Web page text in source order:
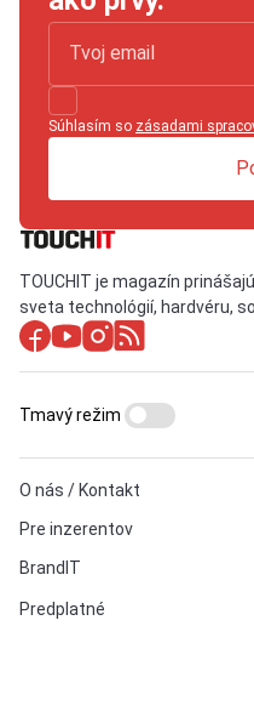
Súhlasím so zásadami
TOUCHIT je magazín
sveta technológií, hardvéru,
O nás / Kontakt
Pre inzerentov
BrandIT
Predplatné
Tmavý režim